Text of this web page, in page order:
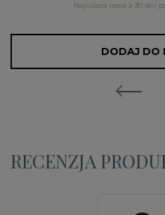
Najniższa cena z 30 dni
DODAJ DO
RECENZJA